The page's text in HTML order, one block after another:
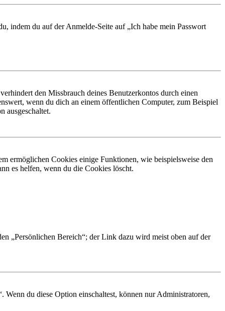
indem du auf der Anmelde-Seite auf „Ich habe mein Passwort
den Missbrauch deines Benutzerkontos durch einen
wenn du dich an einem öffentlichen Computer, zum Beispiel
ausgeschaltet.
ermöglichen Cookies einige Funktionen, wie beispielsweise den
es helfen, wenn du die Cookies löscht.
„Persönlichen Bereich“; der Link dazu wird meist oben auf der
du diese Option einschaltest, können nur Administratoren,